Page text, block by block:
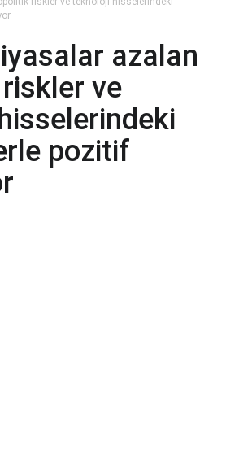
azalan
ve
pozitif